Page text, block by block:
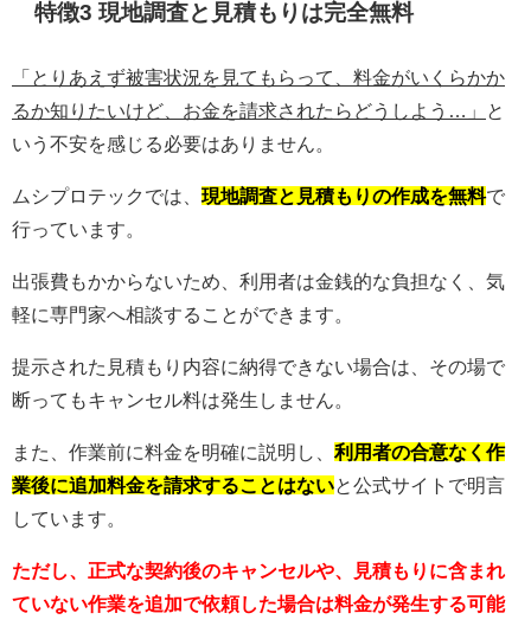
特徴3 現地調査と見積もりは完全無料
「とりあえず被害状況を見てもらって、料金がいくらかか
るか知りたいけど、お金を請求されたらどうしよう…」
と
いう不安を感じる必要はありません。
ムシプロテックでは、 現地調査と見積もりの作成を無料で
行っています。
出張費もかからないため、利用者は金銭的な負担なく、気
軽に専門家へ相談することができます。
提示された見積もり内容に納得できない場合は、その場で
断ってもキャンセル料は発生しません。
また、作業前に料金を明確に説明し、 利用者の合意なく作
業後に追加料金を請求することはないと公式サイトで明言
しています。
ただし、正式な契約後のキャンセルや、見積もりに含まれ
ていない作業を追加で依頼した場合は料金が発生する可能